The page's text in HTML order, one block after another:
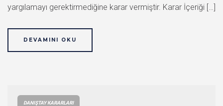
yargılamayı gerektirmediğine karar vermiştir. Karar İçeriği […]
DEVAMINI OKU
DANIŞTAY KARARLARI